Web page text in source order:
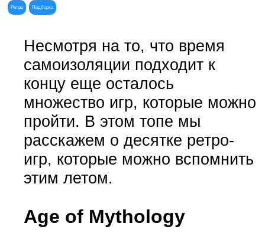
Ретро Подборка
Несмотря на то, что время
самоизоляции подходит к
концу еще осталось
множество игр, которые можно
пройти. В этом топе мы
расскажем о десятке ретро-
игр, которые можно вспомнить
этим летом.
Age of Mythology